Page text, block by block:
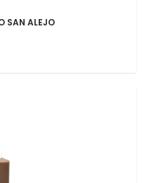
SAN ALEJO